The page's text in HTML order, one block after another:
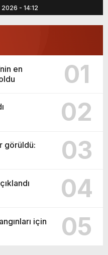
en
01
02
görüldü:
03
04
için
05